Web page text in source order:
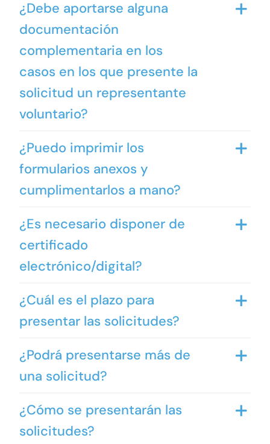
¿Debe aportarse alguna
documentación
complementaria en los
casos en los que presente la
solicitud un representante
voluntario?
¿Puedo imprimir los
formularios anexos y
cumplimentarlos a mano?
¿Es necesario disponer de
certificado
electrónico/digital?
¿Cuál es el plazo para
presentar las solicitudes?
¿Podrá presentarse más de
una solicitud?
¿Cómo se presentarán las
solicitudes?